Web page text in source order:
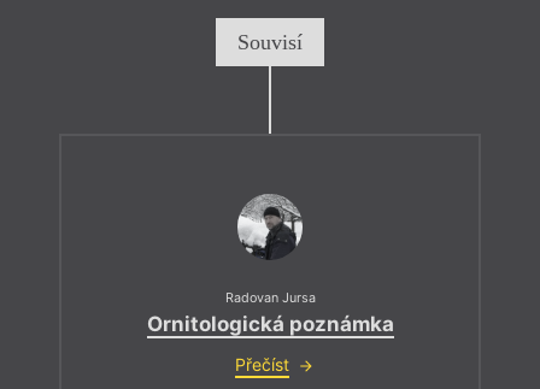
Souvisí
Radovan Jursa
Ornitologická poznámka
Přečíst